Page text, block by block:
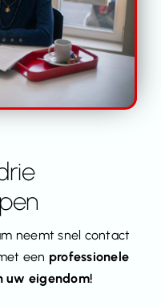
neemt snel contact
een professionele
uw eigendom!